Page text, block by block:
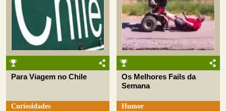
Para Viagem no Chile
Curiosidades
Os Melhores Fails da
Semana
Humor